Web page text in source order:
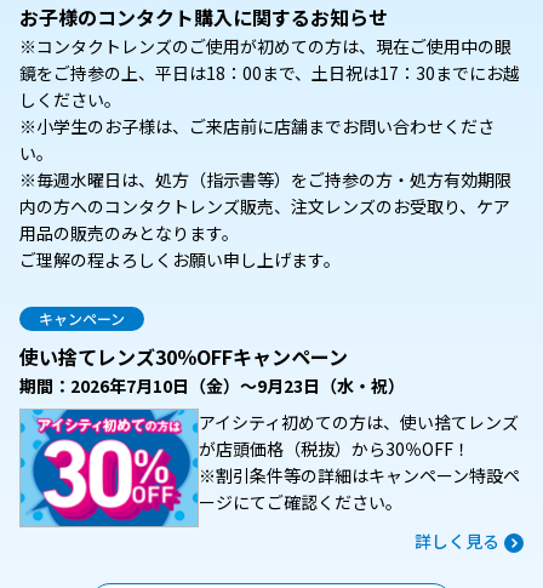
お子様のコンタクト購入に関するお知らせ
※コンタクトレンズのご使用が初めての方は、現在ご使用中の眼
鏡をご持参の上、平日は18：00まで、土日祝は17：30までにお越
しください。
※小学生のお子様は、ご来店前に店舗までお問い合わせくださ
い。
※毎週水曜日は、処方（指示書等）をご持参の方・処方有効期限
内の方へのコンタクトレンズ販売、注文レンズのお受取り、ケア
用品の販売のみとなります。
ご理解の程よろしくお願い申し上げます。
キャンペーン
使い捨てレンズ30％OFFキャンペーン
期間：2026年7月10日（金）～9月23日（水・祝）
アイシティ初めての方は、使い捨てレンズ
が店頭価格（税抜）から30％OFF！
※割引条件等の詳細はキャンペーン特設ペ
ージにてご確認ください。
詳しく見る